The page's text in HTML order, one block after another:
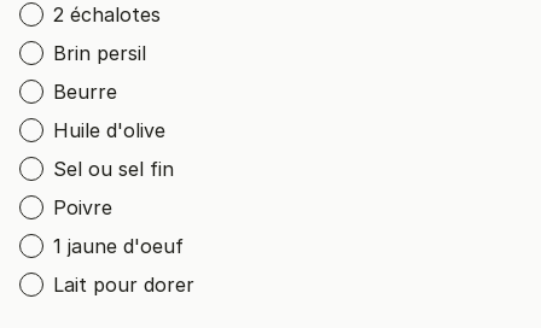
2 échalotes
Brin persil
Beurre
Huile d'olive
Sel ou sel fin
Poivre
1 jaune d'oeuf
Lait pour dorer